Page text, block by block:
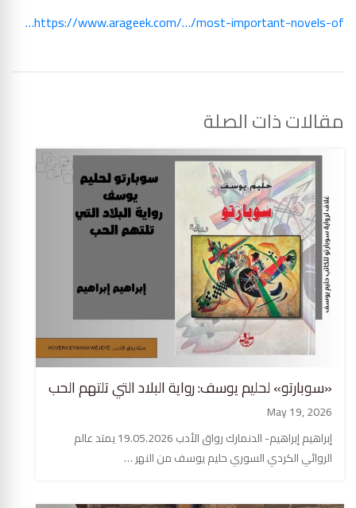
https://www.arageek.com/…/most-important-novels-of…
مقالات ذات الصلة
«سوبارتو» لحليم يوسف: رواية البلاد التي تلتهم الحب
May 19, 2026
إبراهيم إبراهيم- الدنمارك رواق الأدب 19.05.2026 يمتد عالم
الروائي الكردي السوري حليم يوسف من النهر …